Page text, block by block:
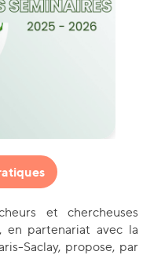
et chercheuses
en partenariat avec la
Saclay, propose, par